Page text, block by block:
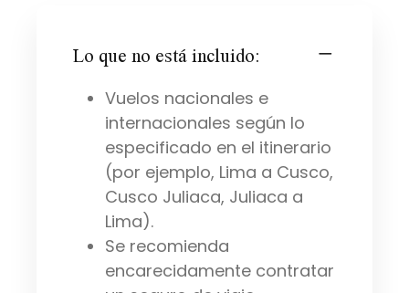
Lo que no está incluido:
Vuelos nacionales e
internacionales según lo
especificado en el itinerario
(por ejemplo, Lima a Cusco,
Cusco Juliaca, Juliaca a
Lima).
Se recomienda
encarecidamente contratar